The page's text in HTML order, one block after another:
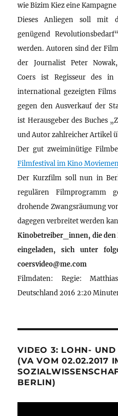
wie Bizim Kiez eine
Dieses Anliegen soll mit
genügend
werden. Autoren sind der
der Journalist Peter
Coers ist Regisseur des
international gezeigten
gegen den Ausverkauf der
ist Herausgeber des Buches
und Autor zahlreicher Artikel
Der gut zweiminütige
Filmfestival im Kino
Der Kurzfilm soll nun in
regulären Filmprogramm
drohende Zwangsräumung
dagegen verbreitet werden
Kinobetreiber_innen, die
eingeladen, sich unter
coersvideo@me.com
Filmdaten: Regie:
Deutschland 2016 2:20
VIDEO 3: LOHN- UND
(VA VOM 02.02.2017
BERLIN)